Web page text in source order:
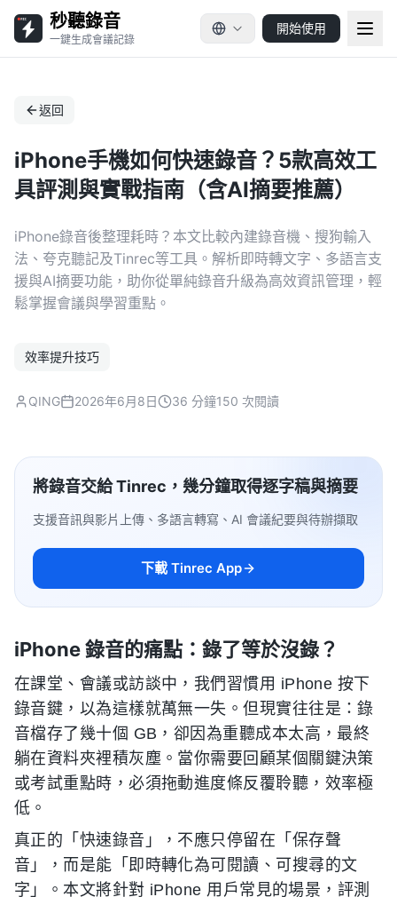
秒聽錄音
一鍵生成會議記錄
開始使用
返回
iPhone手機如何快速錄音？5款高效工
具評測與實戰指南（含AI摘要推薦）
iPhone錄音後整理耗時？本文比較內建錄音機、搜狗輸入
法、夸克聽記及Tinrec等工具。解析即時轉文字、多語言支
援與AI摘要功能，助你從單純錄音升級為高效資訊管理，輕
鬆掌握會議與學習重點。
效率提升技巧
QING 2026年6月8日 36 分鐘150 次閱讀
將錄音交給 Tinrec，幾分鐘取得逐字稿與摘要
支援音訊與影片上傳、多語言轉寫、AI 會議紀要與待辦擷取
下載 Tinrec App
iPhone 錄音的痛點：錄了等於沒錄？
在課堂、會議或訪談中，我們習慣用 iPhone 按下
錄音鍵，以為這樣就萬無一失。但現實往往是：錄
音檔存了幾十個 GB，卻因為重聽成本太高，最終
躺在資料夾裡積灰塵。當你需要回顧某個關鍵決策
或考試重點時，必須拖動進度條反覆聆聽，效率極
低。
真正的「快速錄音」，不應只停留在「保存聲
音」，而是能「即時轉化為可閱讀、可搜尋的文
字」。本文將針對 iPhone 用戶常見的場景，評測